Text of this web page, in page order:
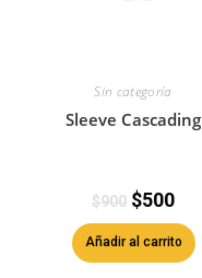
Sin categoría
Sleeve Cascading
$900 $500
Añadir al carrito